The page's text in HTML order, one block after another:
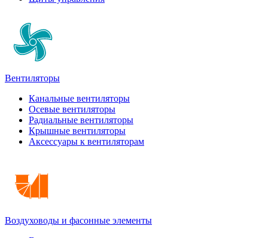
Вентиляторы
Канальные вентиляторы
Осевые вентиляторы
Радиальные вентиляторы
Крышные вентиляторы
Аксессуары к вентиляторам
Воздуховоды и фасонные элементы